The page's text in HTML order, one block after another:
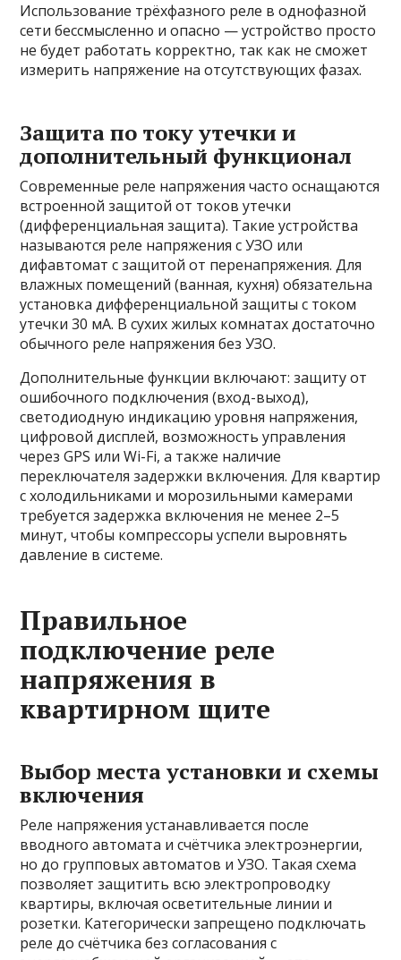
Использование трёхфазного реле в однофазной
сети бессмысленно и опасно — устройство просто
не будет работать корректно, так как не сможет
измерить напряжение на отсутствующих фазах.
Защита по току утечки и
дополнительный функционал
Современные реле напряжения часто оснащаются
встроенной защитой от токов утечки
(дифференциальная защита). Такие устройства
называются реле напряжения с УЗО или
дифавтомат с защитой от перенапряжения. Для
влажных помещений (ванная, кухня) обязательна
установка дифференциальной защиты с током
утечки 30 мА. В сухих жилых комнатах достаточно
обычного реле напряжения без УЗО.
Дополнительные функции включают: защиту от
ошибочного подключения (вход-выход),
светодиодную индикацию уровня напряжения,
цифровой дисплей, возможность управления
через GPS или Wi-Fi, а также наличие
переключателя задержки включения. Для квартир
с холодильниками и морозильными камерами
требуется задержка включения не менее 2–5
минут, чтобы компрессоры успели выровнять
давление в системе.
Правильное
подключение реле
напряжения в
квартирном щите
Выбор места установки и схемы
включения
Реле напряжения устанавливается после
вводного автомата и счётчика электроэнергии,
но до групповых автоматов и УЗО. Такая схема
позволяет защитить всю электропроводку
квартиры, включая осветительные линии и
розетки. Категорически запрещено подключать
реле до счётчика без согласования с